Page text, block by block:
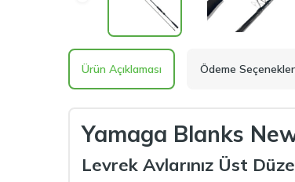
Ürün Açıklaması Ödeme
Yamaga Blanks
Levrek Avlarınız Üst